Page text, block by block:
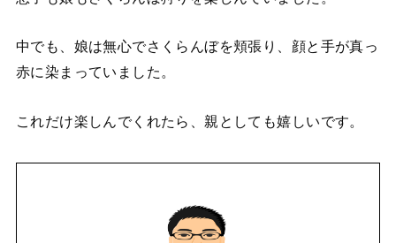
中でも、娘は無心でさくらんぼを頬張り、顔と手が真っ
赤に染まっていました。
これだけ楽しんでくれたら、親としても嬉しいです。